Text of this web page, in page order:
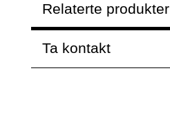
Relaterte produkter
Ta kontakt